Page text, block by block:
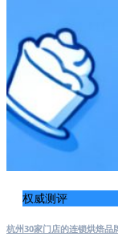
权威测评
杭州30家门店的连锁烘焙品